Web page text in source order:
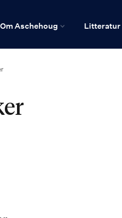
Hjem
Om Aschehoug Litteratur